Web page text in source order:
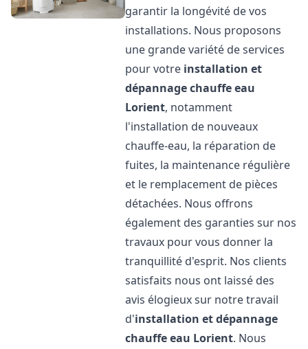
garantir la longévité de vos
installations. Nous proposons
une grande variété de services
pour votre installation et
dépannage chauffe eau
Lorient, notamment
l'installation de nouveaux
chauffe-eau, la réparation de
fuites, la maintenance régulière
et le remplacement de pièces
détachées. Nous offrons
également des garanties sur nos
travaux pour vous donner la
tranquillité d'esprit. Nos clients
satisfaits nous ont laissé des
avis élogieux sur notre travail
d'installation et dépannage
chauffe eau Lorient. Nous